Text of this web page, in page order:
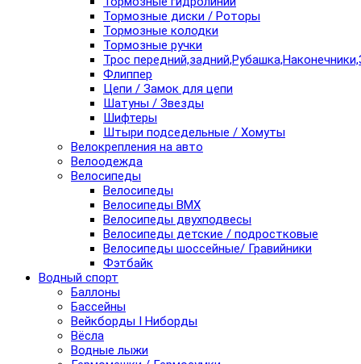
Тормозные диски / Роторы
Тормозные колодки
Тормозные ручки
Трос
Флиппер
Цепи / Замок для цепи
Шатуны / Звезды
Шифтеры
Штыри подседельные / Хомуты
Велокрепления на авто
Велоодежда
Велосипеды
Велосипеды
Велосипеды BMX
Велосипеды двухподвесы
Велосипеды детские / подростковые
Велосипеды шоссейные/ Гравийники
Фэтбайк
Водный спорт
Баллоны
Бассейны
Вейкборды I Ниборды
Вёсла
Водные лыжи